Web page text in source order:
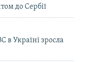
до Сербії
в Україні зросла